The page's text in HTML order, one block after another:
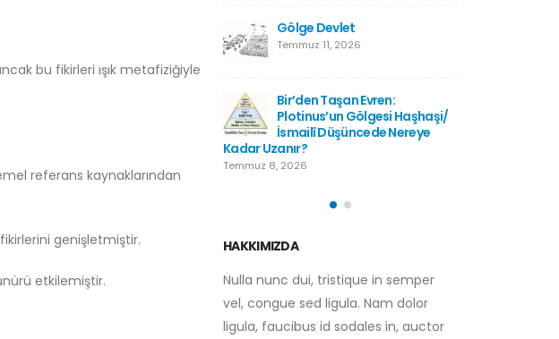
bu fikirleri ışık metafiziğiyle
referans kaynaklarından
genişletmiştir.
etkilemiştir.
Kışladan Yükselen
Kur’anTilaveti: Bir Milletin
Haziran 28, 2026
Türkiye Neden Futbolcu
Yetiştiremiyor?
Haziran 28, 2026
HAKKIMIZDA
Nulla nunc dui, tristique in semper
vel, congue sed ligula. Nam dolor
ligula, faucibus id sodales in, auctor